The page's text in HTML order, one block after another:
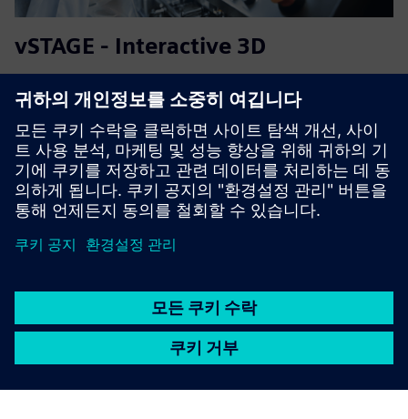
vSTAGE - Interactive 3D
industrial products, operations procedures, or services
concepts internally and towards customers in interactive
3D for Web, Tablet, PC, and VR.
자세히 알아보기